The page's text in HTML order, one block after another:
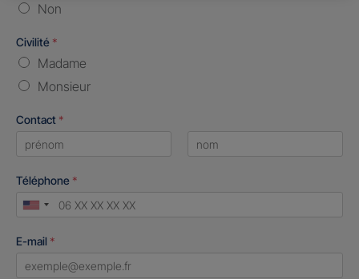
Non
Civilité *
Madame
Monsieur
Contact *
Téléphone *
United
+1
E-mail *